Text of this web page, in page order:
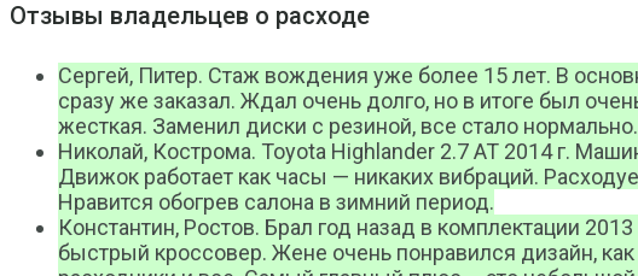
Отзывы владельцев о расходе
Сергей, Питер. Стаж вождения уже более 15 лет. В
сразу же заказал. Ждал очень долго, но в итоге был
жесткая. Заменил диски с резиной, все стало
Николай, Кострома. Toyota Highlander 2.7 AT 2014 г.
Движок работает как часы — никаких вибраций.
Нравится обогрев салона в зимний период.
Константин, Ростов. Брал год назад в комплектации
быстрый кроссовер. Жене очень понравился дизайн,